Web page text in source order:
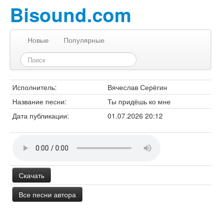
Bisound.com
Новые Популярные
Исполнитель:
Вячеслав Серёгин
Название песни:
Ты придёшь ко мне
Дата публикации:
01.07.2026 20:12
Скачать
Все песни автора